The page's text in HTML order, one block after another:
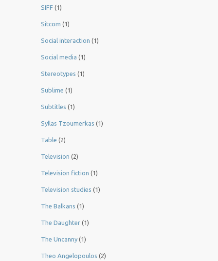
SIFF (1)
Sitcom (1)
Social interaction (1)
Social media (1)
Stereotypes (1)
Sublime (1)
Subtitles (1)
Syllas Tzoumerkas (1)
Table (2)
Television (2)
Television fiction (1)
Television studies (1)
The Balkans (1)
The Daughter (1)
The Uncanny (1)
Theo Angelopoulos (2)